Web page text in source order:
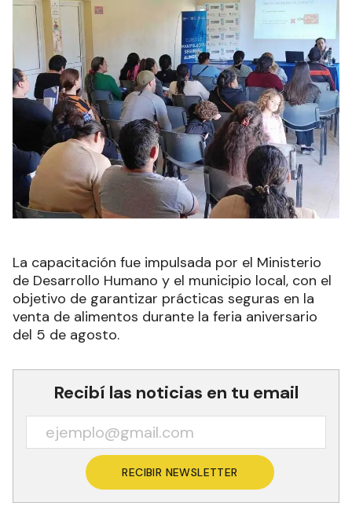
La capacitación fue impulsada por el Ministerio
de Desarrollo Humano y el municipio local, con el
objetivo de garantizar prácticas seguras en la
venta de alimentos durante la feria aniversario
del 5 de agosto.
Recibí las noticias en tu email
RECIBIR NEWSLETTER